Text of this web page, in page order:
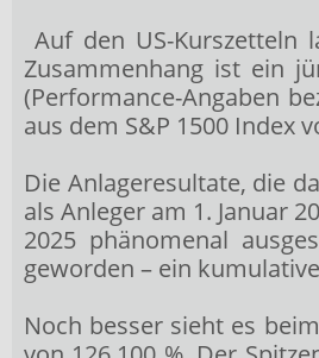
Auf den US-Kurszetteln
Zusammenhang ist ein
(Performance-Angaben
aus dem S&P 1500 Index
Die Anlageresultate, die
als Anleger am 1. Januar
2025 phänomenal
geworden – ein
Noch besser sieht es